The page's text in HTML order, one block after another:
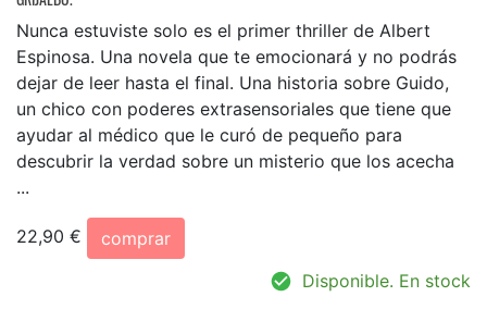
Nunca estuviste solo es el primer thriller de Albert
Espinosa. Una novela que te emocionará y no podrás
dejar de leer hasta el final. Una historia sobre Guido,
un chico con poderes extrasensoriales que tiene que
ayudar al médico que le curó de pequeño para
descubrir la verdad sobre un misterio que los acecha
...
22,90 €
comprar
Disponible. En stock